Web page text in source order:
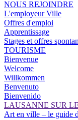
NOUS REJOINDRE
L'employeur Ville
Offres d'emploi
Apprentissage
Stages et offres
TOURISME
Bienvenue
Welcome
Willkommen
Benvenuto
Bienvenido
LAUSANNE SUR
Art en ville – le guide